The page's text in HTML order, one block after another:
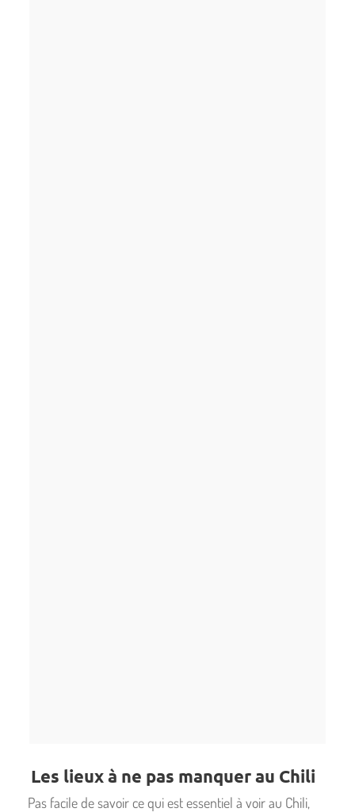
Les lieux à ne pas manquer au Chili
Pas facile de savoir ce qui est essentiel à voir au Chili,